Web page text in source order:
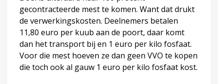
gecontracteerde mest te komen. Want dat drukt
de verwerkingskosten. Deelnemers betalen
11,80 euro per kuub aan de poort, daar komt
dan het transport bij en 1 euro per kilo fosfaat.
Voor die mest hoeven ze dan geen VVO te kopen
die toch ook al gauw 1 euro per kilo fosfaat kost.